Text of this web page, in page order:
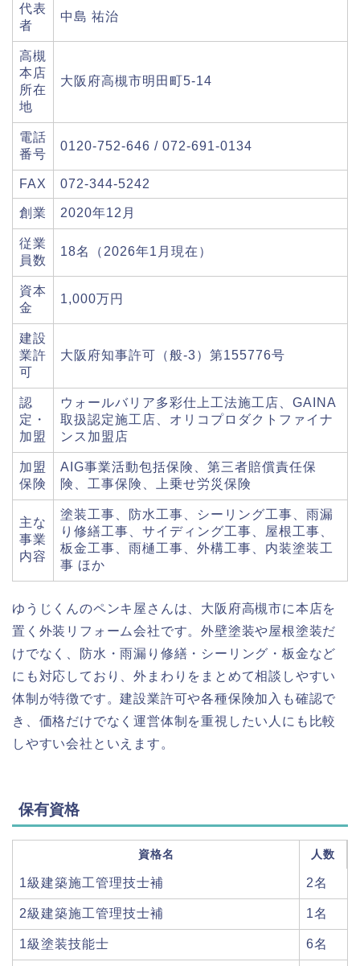
代表
者
中島 祐治
高槻
本店
所在
地
大阪府高槻市明田町5-14
電話
番号
0120-752-646 / 072-691-0134
FAX 072-344-5242
創業 2020年12月
従業
員数
18名（2026年1月現在）
資本
金
1,000万円
建設
業許
可
大阪府知事許可（般-3）第155776号
認
定・
加盟
ウォールバリア多彩仕上工法施工店、GAINA
取扱認定施工店、オリコプロダクトファイナ
ンス加盟店
加盟
保険
AIG事業活動包括保険、第三者賠償責任保
険、工事保険、上乗せ労災保険
主な
事業
内容
塗装工事、防水工事、シーリング工事、雨漏
り修繕工事、サイディング工事、屋根工事、
板金工事、雨樋工事、外構工事、内装塗装工
事 ほか
ゆうじくんのペンキ屋さんは、大阪府高槻市に本店を
置く外装リフォーム会社です。外壁塗装や屋根塗装だ
けでなく、防水・雨漏り修繕・シーリング・板金など
にも対応しており、外まわりをまとめて相談しやすい
体制が特徴です。建設業許可や各種保険加入も確認で
き、価格だけでなく運営体制を重視したい人にも比較
しやすい会社といえます。
保有資格
資格名 人数
1級建築施工管理技士補 2名
2級建築施工管理技士補 1名
1級塗装技能士 6名